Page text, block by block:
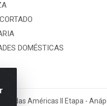
DOMÉSTICAS
das Américas II Etapa -